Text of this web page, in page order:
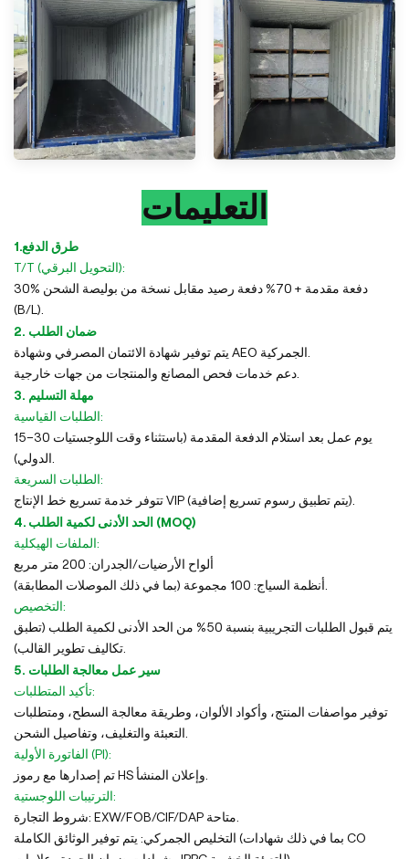
التعليمات
1.طرق الدفع
T/T (التحويل البرقي):
30% دفعة مقدمة + 70% دفعة رصيد مقابل نسخة من بوليصة الشحن
(B/L).
2. ضمان الطلب
يتم توفير شهادة الائتمان المصرفي وشهادة AEO الجمركية.
دعم خدمات فحص المصانع والمنتجات من جهات خارجية.
3. مهلة التسليم
الطلبات القياسية:
15–30 يوم عمل بعد استلام الدفعة المقدمة (باستثناء وقت اللوجستيات
الدولي).
الطلبات السريعة:
تتوفر خدمة تسريع خط الإنتاج VIP (يتم تطبيق رسوم تسريع إضافية).
4. الحد الأدنى لكمية الطلب (MOQ)
الملفات الهيكلية:
ألواح الأرضيات/الجدران: 200 متر مربع
أنظمة السياج: 100 مجموعة (بما في ذلك الموصلات المطابقة).
التخصيص:
يتم قبول الطلبات التجريبية بنسبة 50% من الحد الأدنى لكمية الطلب (تطبق
تكاليف تطوير القالب).
5. سير عمل معالجة الطلبات
تأكيد المتطلبات:
توفير مواصفات المنتج، وأكواد الألوان، وطريقة معالجة السطح، ومتطلبات
التعبئة والتغليف، وتفاصيل الشحن.
الفاتورة الأولية (PI):
تم إصدارها مع رموز HS وإعلان المنشأ.
الترتيبات اللوجستية:
شروط التجارة: EXW/FOB/CIF/DAP متاحة.
التخليص الجمركي: يتم توفير الوثائق الكاملة (بما في ذلك شهادات CO